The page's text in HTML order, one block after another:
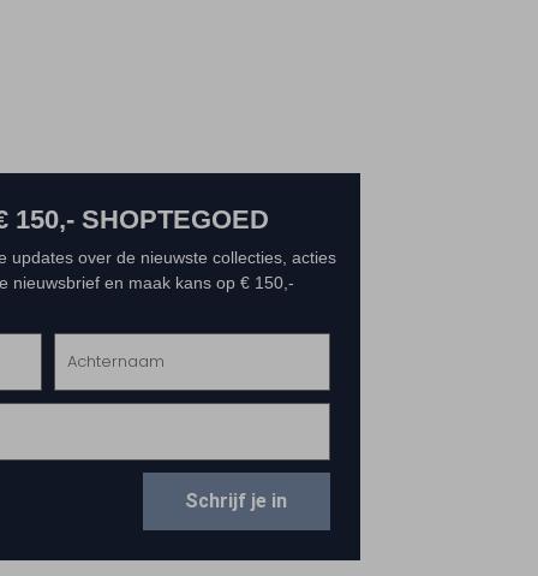
150,- SHOPTEGOED
updates over de nieuwste collecties, acties
nieuwsbrief en maak kans op € 150,-
Schrijf je in